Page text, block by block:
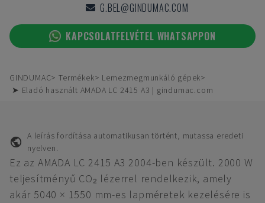
G.BEL@GINDUMAC.COM
KAPCSOLATFELVÉTEL WHATSAPPON
GINDUMAC Termékek
Lemezmegmunkáló gépek
➤ Eladó használt AMADA LC 2415 A3 | gindumac.com
A leírás fordítása automatikusan történt, mutassa eredeti
nyelven.
Ez az AMADA LC 2415 A3 2004-ben készült. 2000 W
teljesítményű CO₂ lézerrel rendelkezik, amely
akár 5040 × 1550 mm-es lapméretek kezelésére is